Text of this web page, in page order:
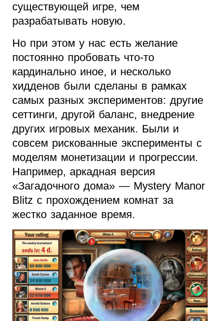
существующей игре, чем
разрабатывать новую.
Но при этом у нас есть желание
постоянно пробовать что-то
кардинально иное, и несколько
хидденов были сделаны в рамках
самых разных экспериментов: другие
сеттинги, другой баланс, внедрение
других игровых механик. Были и
совсем рискованные эксперименты с
моделям монетизации и прогрессии.
Например, аркадная версия
«Загадочного дома» — Mystery Manor
Blitz с прохождением комнат за
жестко заданное время.